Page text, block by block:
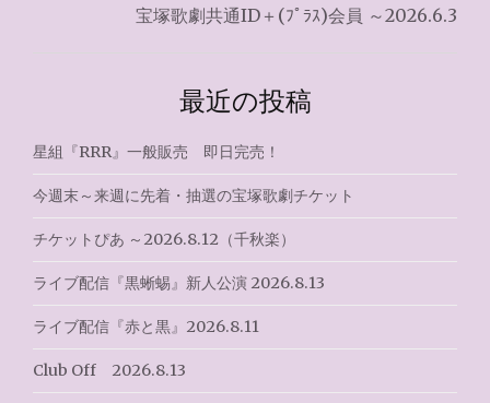
シ
ョ
ン
宝塚歌劇共通ID＋(ﾌﾟﾗｽ)会員 ～2026.6.3
最近の投稿
星組『RRR』一般販売 即日完売！
今週末～来週に先着・抽選の宝塚歌劇チケット
チケットぴあ ～2026.8.12（千秋楽）
ライブ配信『黒蜥蜴』新人公演 2026.8.13
ライブ配信『赤と黒』2026.8.11
Club Off 2026.8.13